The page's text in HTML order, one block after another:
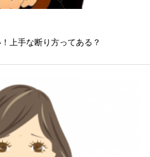
上手な断り方ってある？